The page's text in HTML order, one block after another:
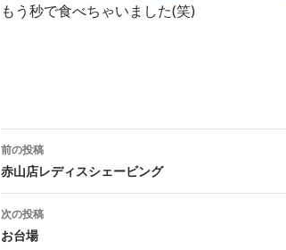
もう秒で食べちゃいました(笑)
投稿ナビゲーション
前の投稿
赤山店レディスシェービング
次の投稿
お台場